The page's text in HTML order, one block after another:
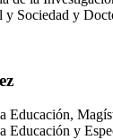
Sociedad y
Educación,
Educación y